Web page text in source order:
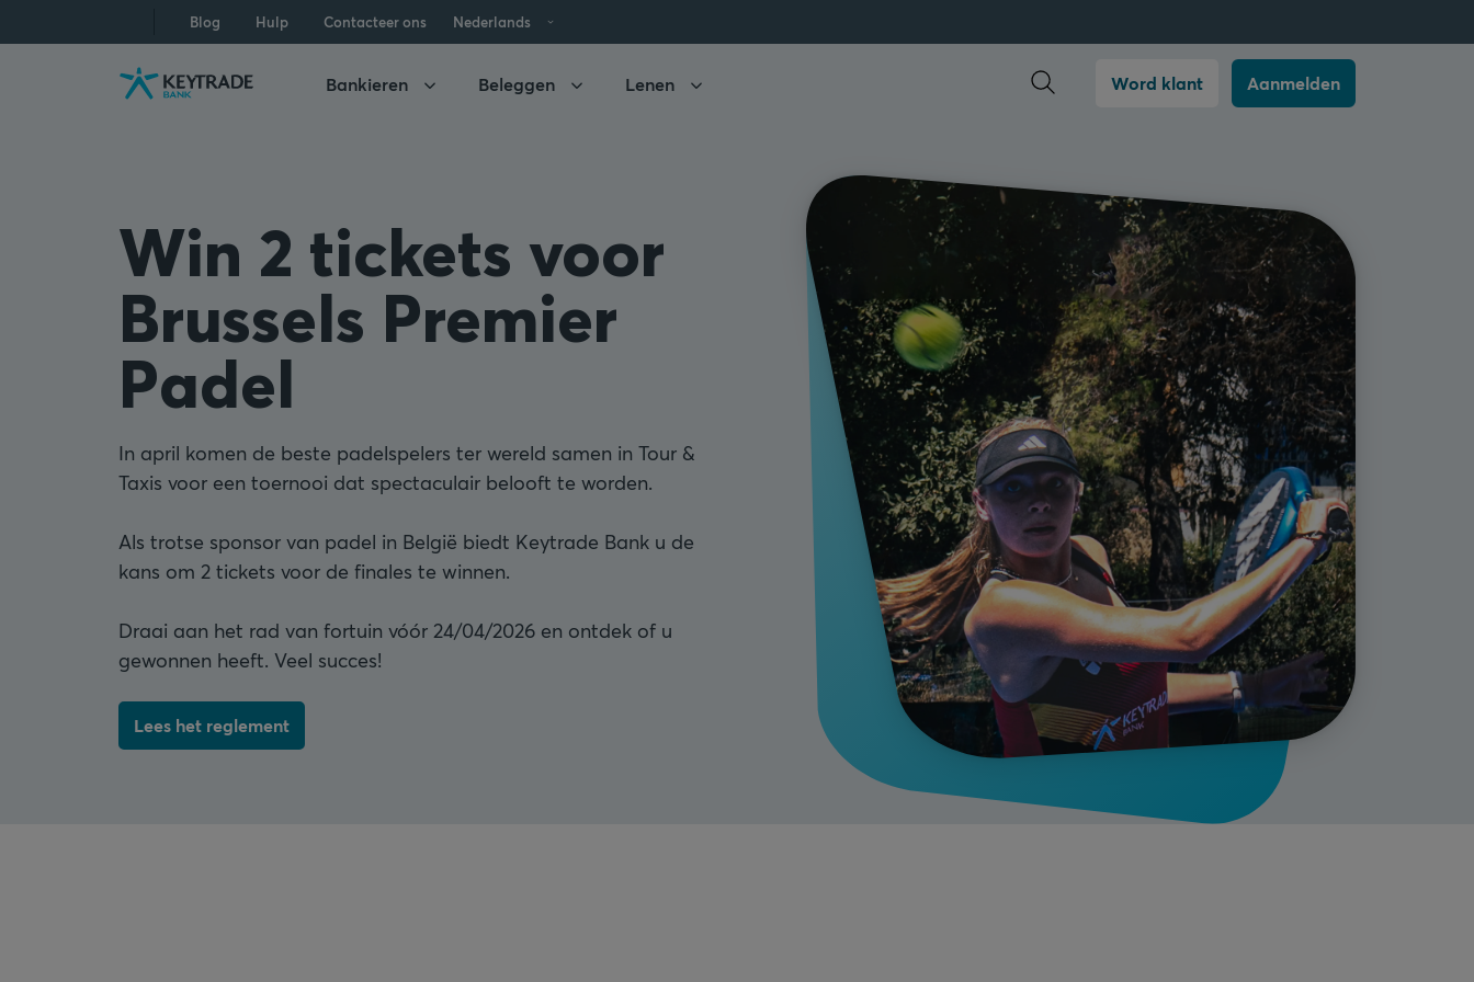
navigatie
aanmelden
inhoud
Blog Hulp Contacteer ons Nederlands
Bankieren Beleggen Lenen Word klant Aanmelden
Win 2 tickets voor
Brussels Premier
Padel
In april komen de beste padelspelers ter wereld samen in Tour &
Taxis voor een toernooi dat spectaculair belooft te worden.
Als trotse sponsor van padel in België biedt Keytrade Bank u de
kans om 2 tickets voor de finales te winnen.
Draai aan het rad van fortuin vóór 24/04/2026 en ontdek of u
gewonnen heeft. Veel succes!
Lees het reglement